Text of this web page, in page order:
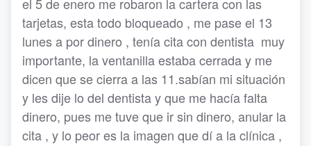
tarjetas, esta todo bloqueado , me pase el 13
lunes a por dinero , tenía cita con dentista muy
importante, la ventanilla estaba cerrada y me
dicen que se cierra a las 11.sabían mi situación
y les dije lo del dentista y que me hacía falta
dinero, pues me tuve que ir sin dinero, anular la
cita , y lo peor es la imagen que dí a la clínica ,